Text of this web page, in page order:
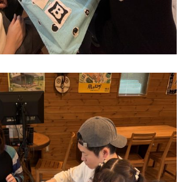
インカットログハウス（17年）／ BESS岐阜